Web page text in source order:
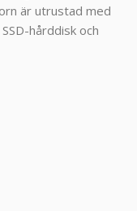
är utrustad med
hårddisk och